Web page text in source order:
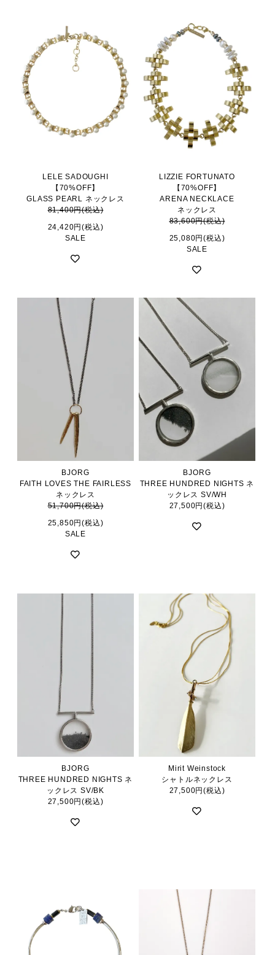
LELE SADOUGHI
【70%OFF】
GLASS PEARL ネックレス
81,400円(税込)
24,420円(税込)
SALE
LIZZIE FORTUNATO
【70%OFF】
ARENA NECKLACE
ネックレス
83,600円(税込)
25,080円(税込)
SALE
BJORG
FAITH LOVES THE FAIRLESS
ネックレス
51,700円(税込)
25,850円(税込)
SALE
BJORG
THREE HUNDRED NIGHTS ネ
ックレス SV/WH
27,500円(税込)
BJORG
THREE HUNDRED NIGHTS ネ
ックレス SV/BK
27,500円(税込)
Mirit Weinstock
シャトルネックレス
27,500円(税込)